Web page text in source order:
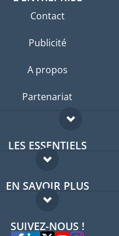
Contact
Publicité
A propos
Partenariat
LES ESSENTIELS
Forum expatriés
Guides pays
EN SAVOIR PLUS
FAQ
Experts
SUIVEZ-NOUS !